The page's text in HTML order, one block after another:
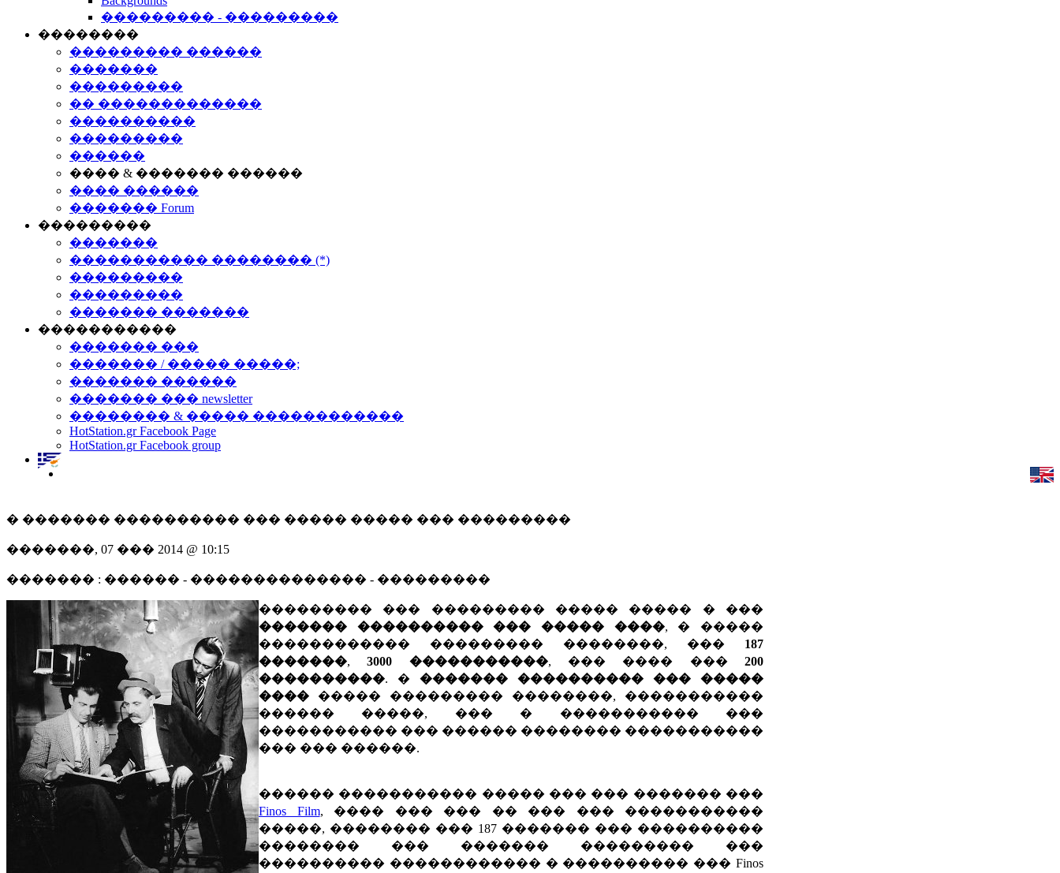
��������� - ���������
��������
��������� ������
�������
���������
�� �������������
����������
���������
������
���� & ������� ������
���� ������
������� Forum
���������
�������
����������� �������� (*)
���������
���������
������� �������
�����������
������� ���
������� / ����� �����;
������� ������
������� ��� newsletter
�������� & ����� ������������
HotStation.gr Facebook Page
HotStation.gr Facebook group
� ������� ���������� ��� ����� ����� ��� ���������
�������, 07 ��� 2014 @ 10:15
������� : ������ - �������������� - ���������
��������� ��� ��������� ����� ����� � ���
������� ���������� ��� ����� ����, � �����
������������ ��������� ��������, ��� 187
�������,3000 �����������, ��� ���� ���200
����������. � ������� ���������� ��� �����
���� ����� ��������� ��������, �����������
������ �����, ��� � ����������� ���
����������� ��� ������ �������� �����������
��� ��� ������.
������ ����������� ����� ��� ��� ������� ���
Finos Film, ���� ��� ��� �� ��� ��� �����������
�����, �������� ��� 187 ������� ��� ����������
�������� ��� ������� ��������� ���
���������� ������������ � ���������� ��� Finos